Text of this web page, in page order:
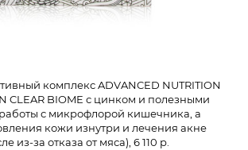
комплекс ADVANCED NUTRITION
CLEAR BIOME с цинком и полезными
с микрофлорой кишечника, а
кожи изнутри и лечения акне
из-за отказа от мяса), 6 110 р.